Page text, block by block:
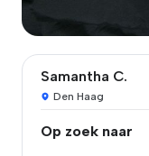
Samantha C.
Den Haag
Op zoek naar